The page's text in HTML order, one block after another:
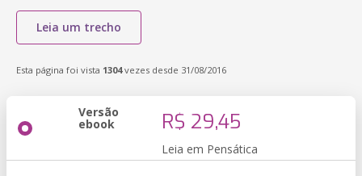
Leia um trecho
Esta página foi vista 1304vezes desde 31/08/2016
Versão
ebook R$ 29,45
Leia em Pensática